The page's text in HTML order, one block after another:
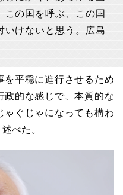
この国を呼ぶ、この国
いけないと思う。広島
を平穏に進行させるため
政的な感じで、本質的な
ゃぐじゃになっても構わ
べた。